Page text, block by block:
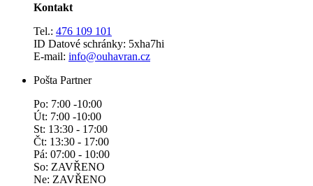
Kontakt
Tel.: 476 109 101
ID Datové schránky: 5xha7hi
E-mail: info@ouhavran.cz
Pošta Partner
Po: 7:00 -10:00
Út: 7:00 -10:00
St: 13:30 - 17:00
Čt: 13:30 - 17:00
Pá: 07:00 - 10:00
So: ZAVŘENO
Ne: ZAVŘENO